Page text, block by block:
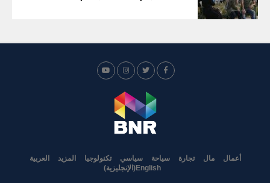
أعمال مال تجارة سياحة سياسي تكنولوجيا المزيد
العربية
English
( الإنجليزية)